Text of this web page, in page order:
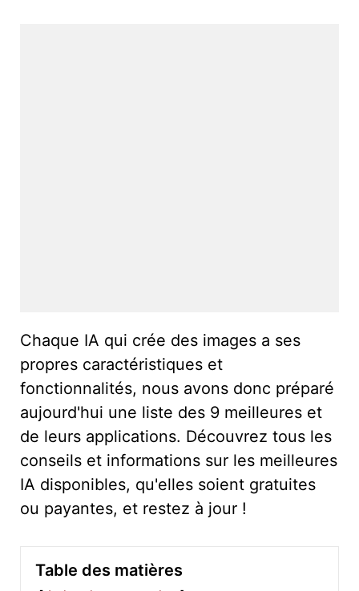
Chaque IA qui crée des images a ses
propres caractéristiques et
fonctionnalités, nous avons donc préparé
aujourd'hui une liste des 9 meilleures et
de leurs applications. Découvrez tous les
conseils et informations sur les meilleures
IA disponibles, qu'elles soient gratuites
ou payantes, et restez à jour !
Table des matières